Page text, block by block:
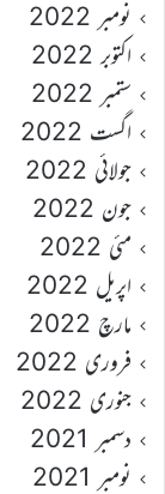
نومبر 2022
اکتوبر 2022
ستمبر 2022
اگست 2022
جولائی 2022
جون 2022
مئی 2022
اپریل 2022
مارچ 2022
فروری 2022
جنوری 2022
دسمبر 2021
نومبر 2021